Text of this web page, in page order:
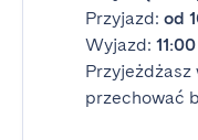
Przyjazd: od
Wyjazd: 11:00
przechować